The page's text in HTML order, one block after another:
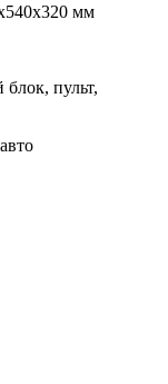
мм
блок, пульт,